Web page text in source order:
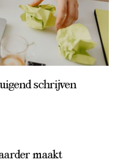
schrijven
maakt